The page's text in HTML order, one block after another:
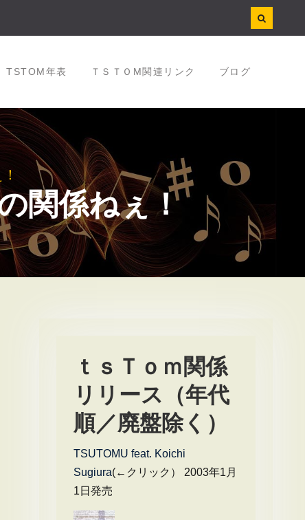
TSTOM年表 ＴＳＴＯM関連リンク ブログ
関係ねぇ！
ｔｓＴｏｍ関係
リリース（年代
順／廃盤除く）
TSUTOMU feat. Koichi
Sugiura(←クリック） 2003年1月
1日発売